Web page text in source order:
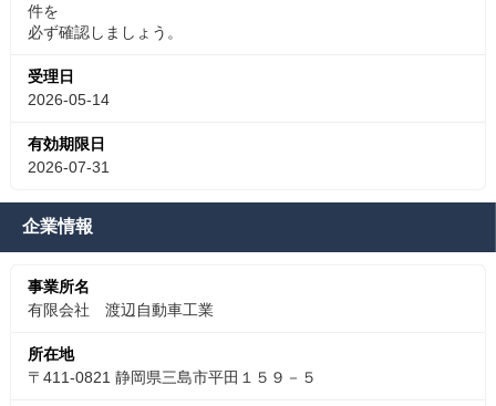
件を
必ず確認しましょう。
受理日
2026-05-14
有効期限日
2026-07-31
企業情報
事業所名
有限会社 渡辺自動車工業
所在地
〒411-0821 静岡県三島市平田１５９－５